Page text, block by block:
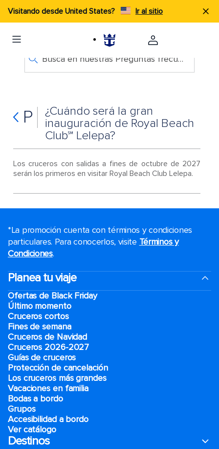
Visitando desde United States? Ir al sitio
Busca en nuestras Preguntas frecuentes
P
¿Cuándo será la gran
inauguración de Royal Beach
Club℠ Lelepa?
Los cruceros con salidas a fines de octubre de 2027
serán los primeros en visitar Royal Beach Club Lelepa.
*La promoción cuenta con términos y condiciones
particulares. Para conocerlos, visite Términos y
Condiciones.
Planea tu viaje
Ofertas de Black Friday
Último momento
Cruceros cortos
Fines de semana
Cruceros de Navidad
Cruceros 2026-2027
Guías de cruceros
Protección de cancelación
Los cruceros más grandes
Vacaciones en familia
Bodas a bordo
Grupos
Accesibilidad a bordo
Ver catálogo
Destinos